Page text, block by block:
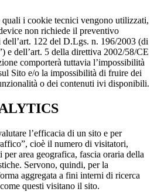
i cookie tecnici vengono utilizzati,
non richiede il preventivo
dell’art. 122 del D.Lgs. n. 196/2003 (di
e dell’art. 5 della direttiva 2002/58/CE
comporterà tuttavia l’impossibilità
Sito e/o la impossibilità di fruire dei
o dei contenuti ivi disponibili.
l’efficacia di un sito e per
cioè il numero di visitatori,
area geografica, fascia oraria della
Servono, quindi, per la
aggregata a fini interni di ricerca
questi visitano il sito.